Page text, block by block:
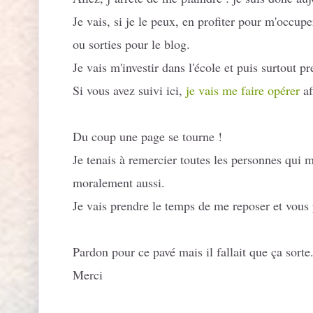
Je vais, si je le peux, en profiter pour
ou sorties pour le blog.
Je vais m'investir dans l'école et puis surtout
Si vous avez suivi ici, je vais me faire opérer
Du coup une page se tourne !
Je tenais à remercier toutes les personnes qui
moralement aussi.
Je vais prendre le temps de me reposer et
Pardon pour ce pavé mais il fallait que ça sorte.
Merci